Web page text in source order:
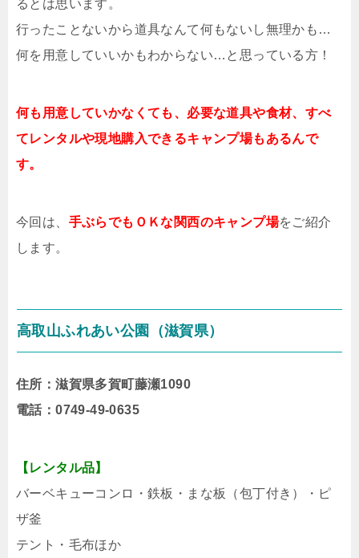
るとは思います。
行ったことないから道具なんて何もないし無理かも…
何を用意していいかもわからない…と思っている方！
何も用意していかなくても、必要な道具や食材、すべ
てレンタルや現地購入できるキャンプ場もあるんで
す。
今回は、 手ぶらでもＯＫな関西のキャンプ場をご紹介
します。
高取山ふれあい公園（滋賀県）
住所：滋賀県多賀町藤瀬1090
電話：0749-49-0635
【レンタル品】
バーベキューコンロ・鉄板・まな板（包丁付き）・ピ
ザ釜
テント・毛布ほか